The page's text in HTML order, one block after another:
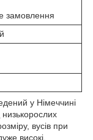
замовлення
у Німеччині
вусів при
високі,